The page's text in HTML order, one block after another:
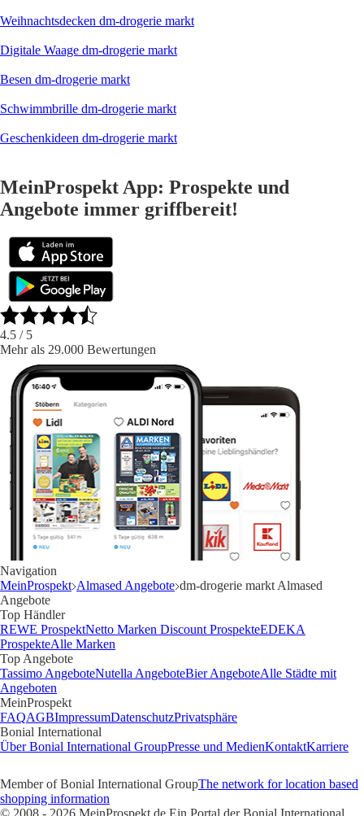
Weihnachtsdecken dm-drogerie markt
Digitale Waage dm-drogerie markt
Besen dm-drogerie markt
Schwimmbrille dm-drogerie markt
Geschenkideen dm-drogerie markt
MeinProspekt App: Prospekte und
Angebote immer griffbereit!
4.5 / 5
Mehr als 29.000 Bewertungen
Navigation
MeinProspekt Almased Angebote dm-drogerie markt Almased
Angebote
Top Händler
REWE ProspektNetto Marken Discount ProspekteEDEKA
ProspekteAlle Marken
Top Angebote
Tassimo AngeboteNutella AngeboteBier AngeboteAlle Städte mit
Angeboten
MeinProspekt
FAQAGBImpressumDatenschutzPrivatsphäre
Bonial International
Über Bonial International GroupPresse und MedienKontaktKarriere
Member of Bonial International GroupThe network for location based
shopping information
© 2008 - 2026 MeinProspekt.de Ein Portal der Bonial International